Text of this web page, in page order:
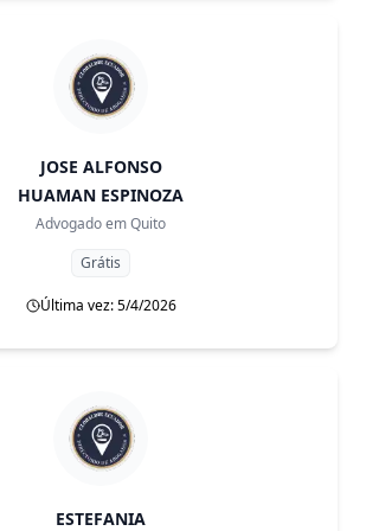
JOSE ALFONSO
HUAMAN ESPINOZA
Advogado emQuito
Grátis
Última vez: 5/4/2026
ESTEFANIA